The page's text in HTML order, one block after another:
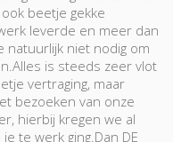
beetje gekke
leverde en meer dan
natuurlijk niet nodig om
is steeds zeer vlot
vertraging, maar
bezoeken van onze
hierbij kregen we al
te werk ging.Dan DE